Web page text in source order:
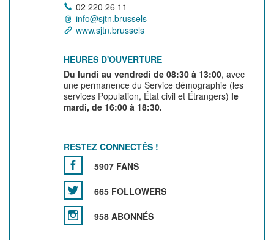
02 220 26 11
info@sjtn.brussels
www.sjtn.brussels
HEURES D'OUVERTURE
Du lundi au vendredi de 08:30 à 13:00, avec
une permanence du Service démographie (les
services Population, État civil et Étrangers) le
mardi, de 16:00 à 18:30.
RESTEZ CONNECTÉS !
5907 FANS
665 FOLLOWERS
958 ABONNÉS